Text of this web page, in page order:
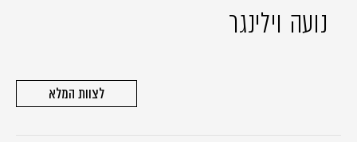
נועה וילינגר
לצוות המלא